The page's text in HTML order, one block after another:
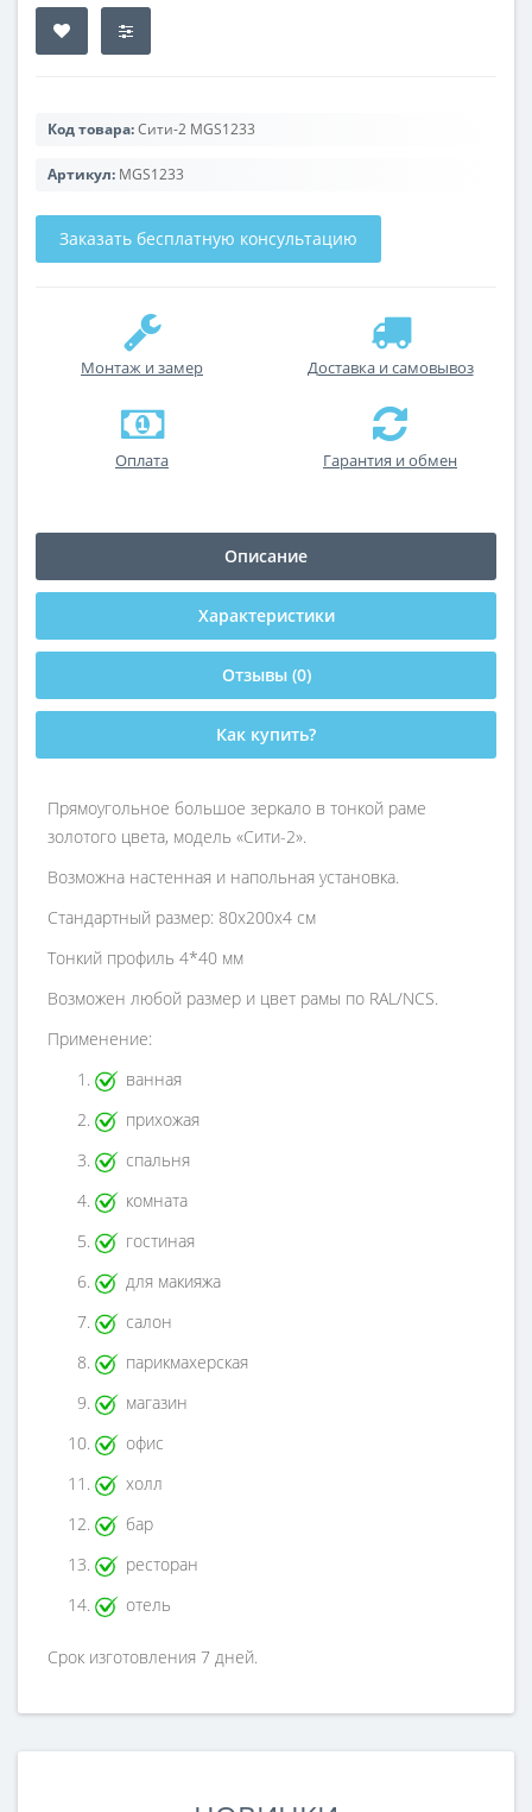
Код товара:Сити-2 МGS1233
Артикул: МGS1233
Заказать бесплатную консультацию
Монтаж и замер Доставка и самовывоз
Оплата Гарантия и обмен
Описание
Характеристики
Отзывы (0)
Как купить?
Прямоугольное большое зеркало в тонкой раме
золотого цвета, модель «Сити-2».
Возможна настенная и напольная установка.
Стандартный размер: 80х200х4 см
Тонкий профиль 4*40 мм
Возможен любой размер и цвет рамы по RAL/NCS.
Применение:
ванная
прихожая
спальня
комната
гостиная
для макияжа
салон
парикмахерская
магазин
офис
холл
бар
ресторан
отель
Срок изготовления 7 дней.